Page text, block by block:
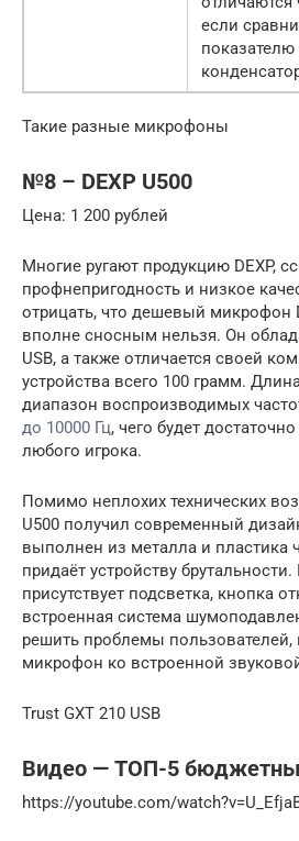
если
показателю
Такие разные микрофоны
№8 – DEXP U500
Цена: 1 200 рублей
Многие ругают продукцию DEXP,
профнепригодность и низкое
отрицать, что дешевый микрофон
вполне сносным нельзя. Он
USB, а также отличается своей
устройства всего 100 грамм.
диапазон воспроизводимых
до 10000 Гц, чего будет
любого игрока.
Помимо неплохих технических
U500 получил современный
выполнен из металла и пластика
придаёт устройству
присутствует подсветка, кнопка
встроенная система
решить проблемы
микрофон ко встроенной
Trust GXT 210 USB
Видео — ТОП-5
https://youtube.com/